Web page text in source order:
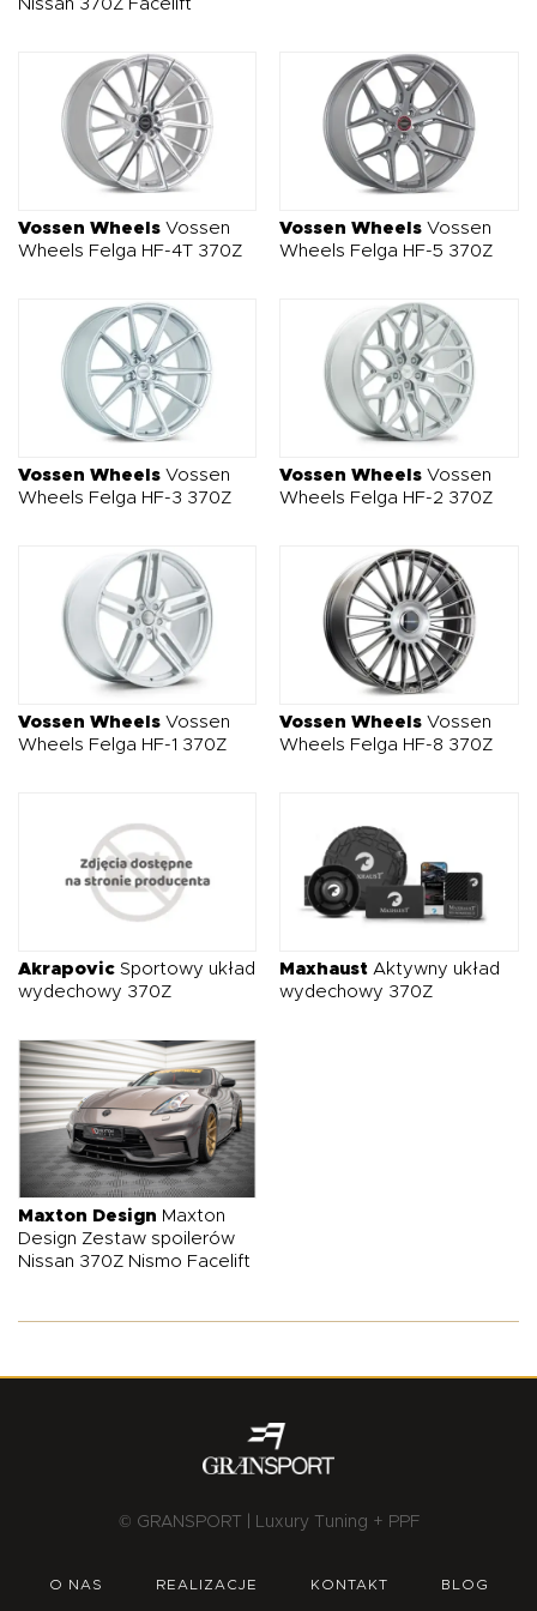
Nissan 370Z Facelift
Vossen Wheels Vossen
Wheels Felga HF-4T 370Z
Vossen Wheels Vossen
Wheels Felga HF-5 370Z
Vossen Wheels Vossen
Wheels Felga HF-3 370Z
Vossen Wheels Vossen
Wheels Felga HF-2 370Z
Vossen Wheels Vossen
Wheels Felga HF-1 370Z
Vossen Wheels Vossen
Wheels Felga HF-8 370Z
Akrapovic Sportowy układ
wydechowy 370Z
Maxhaust Aktywny układ
wydechowy 370Z
Maxton Design Maxton
Design Zestaw spoilerów
Nissan 370Z Nismo Facelift
© GRANSPORT | Luxury Tuning + PPF
O NAS REALIZACJE KONTAKT BLOG